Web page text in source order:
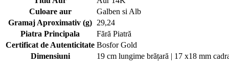
Culoare aur
Galben si Alb
Gramaj Aproximativ (g) 29,24
Piatra Principala
Fără Piatră
Certificat de Autenticitate Bosfor Gold
Dimensiuni
19 cm lungime brățară | 17 x18 mm